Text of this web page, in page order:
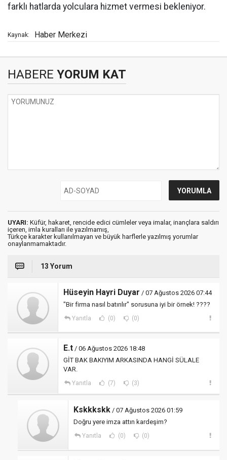
farklı hatlarda yolculara hizmet vermesi bekleniyor.
Kaynak: Haber Merkezi
HABERE YORUM KAT
UYARI: Küfür, hakaret, rencide edici cümleler veya imalar, inançlara saldırı
içeren, imla kuralları ile yazılmamış,
Türkçe karakter kullanılmayan ve büyük harflerle yazılmış yorumlar
onaylanmamaktadır.
13 Yorum
Hüseyin Hayri Duyar / 07 Ağustos 2026 07:44
"Bir firma nasıl batırılır" sorusuna iyi bir örnek! ????
Yanıtla (0) (0)
E.t / 06 Ağustos 2026 18:48
GİT BAK BAKIYIM ARKASINDA HANGİ SÜLALE
VAR.
Yanıtla (7) (3)
Kskkkskk / 07 Ağustos 2026 01:59
Doğru yere imza attın kardeşim?
Yanıtla (0) (0)